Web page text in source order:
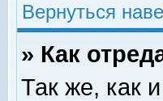
Вернуться
» Как
Так же, как